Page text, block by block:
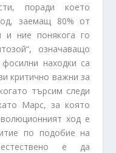
поради което
заемащ 80% от
и ние понякога го
означаващо
находки са
критично важни за
търсим следи
Марс, за която
ход е
по подобие на
естествено е да